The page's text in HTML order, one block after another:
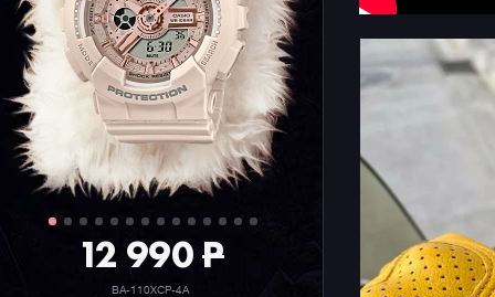
12 990P
BA-110XCP-4A